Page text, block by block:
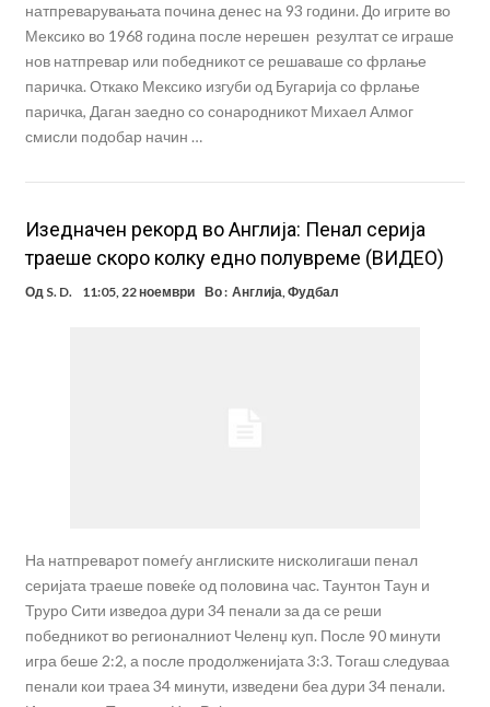
натпреварувањата почина денес на 93 години. До игрите во
Мексико во 1968 година после нерешен резултат се играше
нов натпревар или победникот се решаваше со фрлање
паричка. Откако Мексико изгуби од Бугарија со фрлање
паричка, Даган заедно со сонародникот Михаел Алмог
смисли подобар начин …
Изедначен рекорд во Англија: Пенал серија
траеше скоро колку едно полувреме (ВИДЕО)
Од S. D. 11:05, 22 ноември Во : Англија,Фудбал
На натпреварот помеѓу англиските нисколигаши пенал
серијата траеше повеќе од половина час. Таунтон Таун и
Труро Сити изведоа дури 34 пенали за да се реши
победникот во регионалниот Челенџ куп. После 90 минути
игра беше 2:2, а после продолженијата 3:3. Тогаш следуваа
пенали кои траеа 34 минути, изведени беа дури 34 пенали.